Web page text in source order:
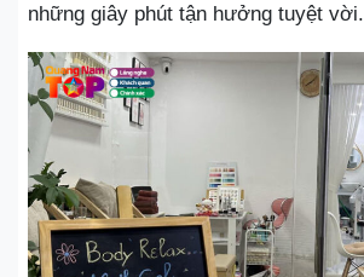
những giây phút tận hưởng tuyệt vời.